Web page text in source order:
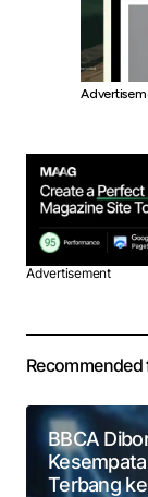
Advertisement
Recommended
BBCA
Terbang